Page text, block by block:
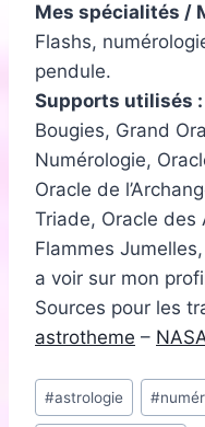
Mes spécialités /
Flashs,
pendule.
Supports utilisés :
Bougies, Grand
Numérologie,
Oracle de
Triade, Oracle des
Flammes
a voir sur mon
Sources pour les
astrotheme –
Étiquettes
de
#astrologie #